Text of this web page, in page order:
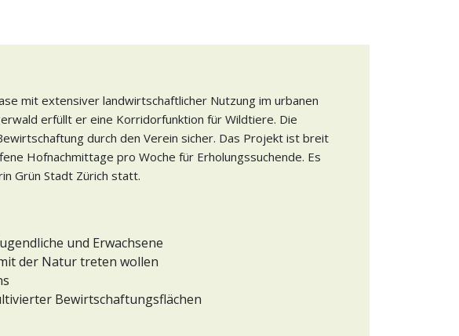
mit extensiver landwirtschaftlicher Nutzung im urbanen
erfüllt er eine Korridorfunktion für Wildtiere. Die
durch den Verein sicher. Das Projekt ist breit
Hofnachmittage pro Woche für Erholungssuchende. Es
Grün Stadt Zürich statt.
und Erwachsene
der Natur treten wollen
Bewirtschaftungsflächen